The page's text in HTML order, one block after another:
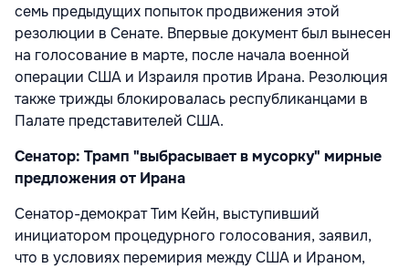
семь предыдущих попыток продвижения этой
резолюции в Сенате. Впервые документ был вынесен
на голосование в марте, после начала военной
операции США и Израиля против Ирана. Резолюция
также трижды блокировалась республиканцами в
Палате представителей США.
Сенатор: Трамп "выбрасывает в мусорку" мирные
предложения от Ирана
Сенатор-демократ Тим Кейн, выступивший
инициатором процедурного голосования, заявил,
что в условиях перемирия между США и Ираном,